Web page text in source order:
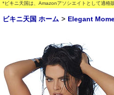
*ビキニ天国は、Amazonアソシエイトとして適格
ビキニ天国 ホーム Elegant